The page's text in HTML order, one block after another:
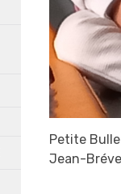
Petite
Jean-